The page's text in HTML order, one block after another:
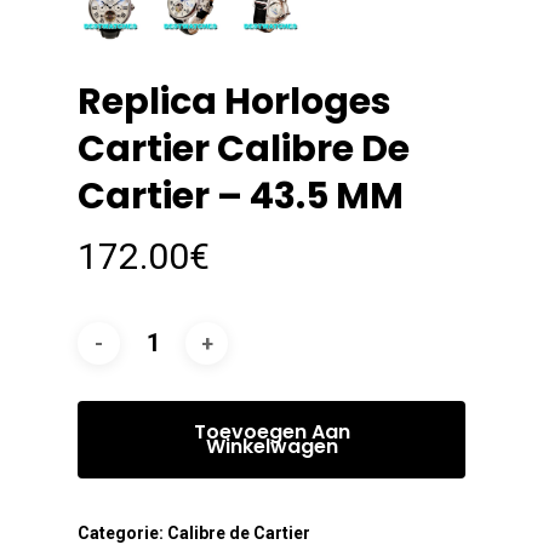
Replica Horloges
Cartier Calibre De
Cartier – 43.5 MM
172.00€
Toevoegen Aan
Winkelwagen
Categorie: Calibre de Cartier